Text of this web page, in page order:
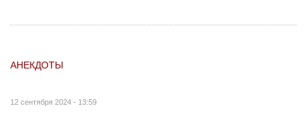
АНЕКДОТЫ
12 сентября 2024 - 13:59